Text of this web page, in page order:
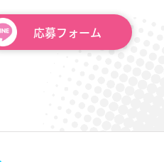
応募フォーム